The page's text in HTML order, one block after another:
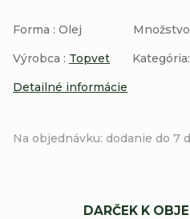
Na objednávku: dodanie do 7
Forma : Olej Množstvo :
Výrobca : Topvet Kategória:
Detailné informácie
DARČEK K